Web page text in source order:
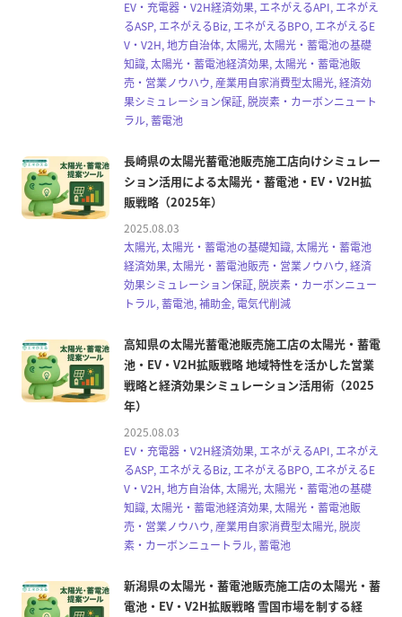
EV・充電器・V2H経済効果, エネがえるAPI, エネがえ
るASP, エネがえるBiz, エネがえるBPO, エネがえるE
V・V2H, 地方自治体, 太陽光, 太陽光・蓄電池の基礎
知識, 太陽光・蓄電池経済効果, 太陽光・蓄電池販
売・営業ノウハウ, 産業用自家消費型太陽光, 経済効
果シミュレーション保証, 脱炭素・カーボンニュート
ラル, 蓄電池
長崎県の太陽光蓄電池販売施工店向けシミュレー
ション活用による太陽光・蓄電池・EV・V2H拡
販戦略（2025年）
2025.08.03
太陽光, 太陽光・蓄電池の基礎知識, 太陽光・蓄電池
経済効果, 太陽光・蓄電池販売・営業ノウハウ, 経済
効果シミュレーション保証, 脱炭素・カーボンニュー
トラル, 蓄電池, 補助金, 電気代削減
高知県の太陽光蓄電池販売施工店の太陽光・蓄電
池・EV・V2H拡販戦略 地域特性を活かした営業
戦略と経済効果シミュレーション活用術（2025
年）
2025.08.03
EV・充電器・V2H経済効果, エネがえるAPI, エネがえ
るASP, エネがえるBiz, エネがえるBPO, エネがえるE
V・V2H, 地方自治体, 太陽光, 太陽光・蓄電池の基礎
知識, 太陽光・蓄電池経済効果, 太陽光・蓄電池販
売・営業ノウハウ, 産業用自家消費型太陽光, 脱炭
素・カーボンニュートラル, 蓄電池
新潟県の太陽光・蓄電池販売施工店の太陽光・蓄
電池・EV・V2H拡販戦略 雪国市場を制する経